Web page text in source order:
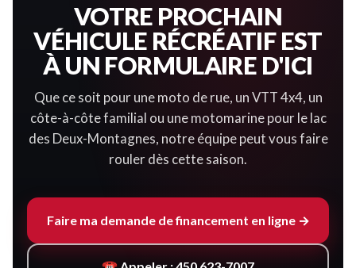
VOTRE PROCHAIN
VÉHICULE RÉCRÉATIF EST
À UN FORMULAIRE D'ICI
Que ce soit pour une moto de rue, un VTT 4x4, un
côte-à-côte familial ou une motomarine pour le lac
des Deux-Montagnes, notre équipe peut vous faire
rouler dès cette saison.
Faire ma demande de financement en ligne →